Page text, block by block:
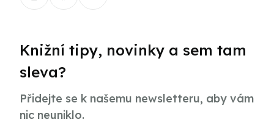
Knižní tipy, novinky a sem tam
sleva?
Přidejte se k našemu newsletteru, aby vám
nic neuniklo.